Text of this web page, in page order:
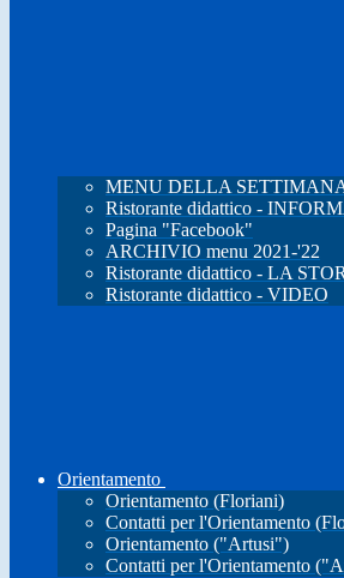
MENU DELLA
Ristorante didattico -
Pagina "Facebook"
ARCHIVIO menu 2021-'22
Ristorante didattico - LA
Ristorante didattico - VIDEO
Orientamento
Orientamento (Floriani)
Contatti per l'Orientamento
Orientamento ("Artusi")
Contatti per l'Orientamento